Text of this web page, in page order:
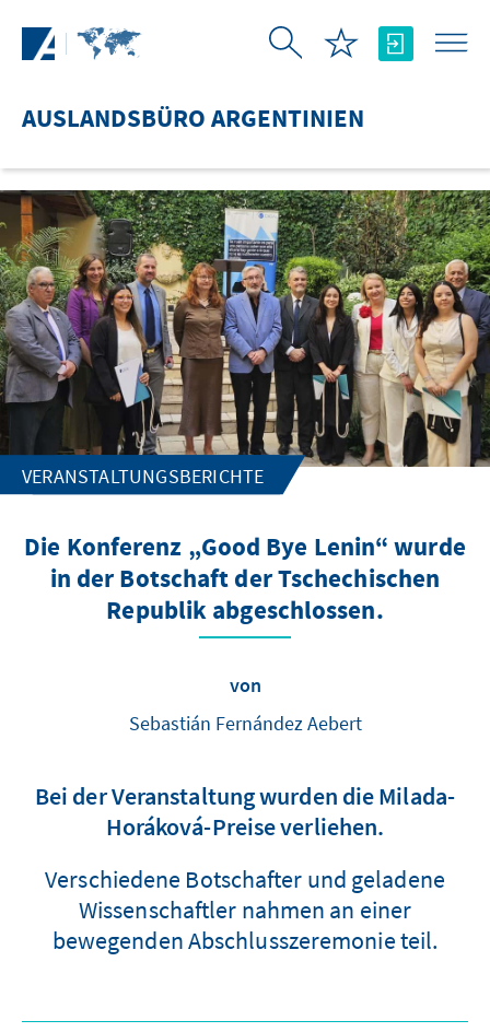
AUSLANDSBÜRO ARGENTINIEN
VERANSTALTUNGSBERICHTE
Die Konferenz „Good Bye Lenin“ wurde
in der Botschaft der Tschechischen
Republik abgeschlossen.
von
Sebastián Fernández Aebert
Bei der Veranstaltung wurden die Milada-
Horáková-Preise verliehen.
Verschiedene Botschafter und geladene
Wissenschaftler nahmen an einer
bewegenden Abschlusszeremonie teil.